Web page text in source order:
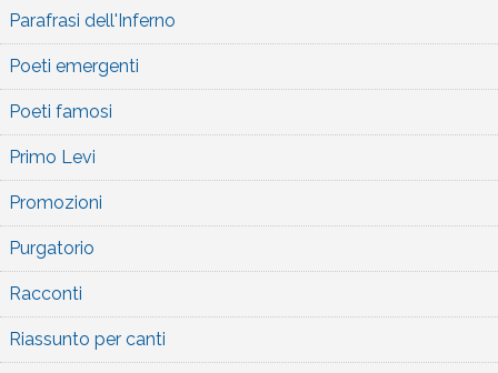
Parafrasi dell'Inferno
Poeti emergenti
Poeti famosi
Primo Levi
Promozioni
Purgatorio
Racconti
Riassunto per canti